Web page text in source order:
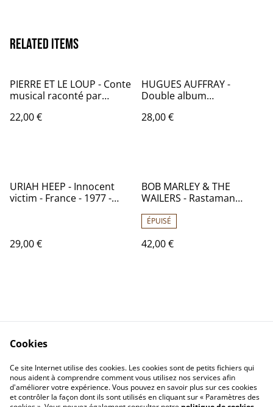
Related items
PIERRE ET LE LOUP - Conte
musical raconté par
22,00 €
HUGUES AUFFRAY -
Double album
1971 - Audio: 197? /
28,00 €
URIAH HEEP - Innocent
victim - France - 1977 -
29,00 €
BOB MARLEY & THE
WAILERS - Rastaman
Audio: NM - Records
Island 9123 007
ÉPUISÉ
42,00 €
Politique de
confidentialité
Politique de cookies
Calendrier:
Brocantes,Bourse...
Cookies
Ce site Internet utilise des cookies. Les cookies sont de petits fichiers qui
nous aident à comprendre comment vous utilisez nos services afin
d'améliorer votre expérience. Vous pouvez en savoir plus sur ces cookies
et contrôler la façon dont ils sont utilisés en cliquant sur « Paramètres des